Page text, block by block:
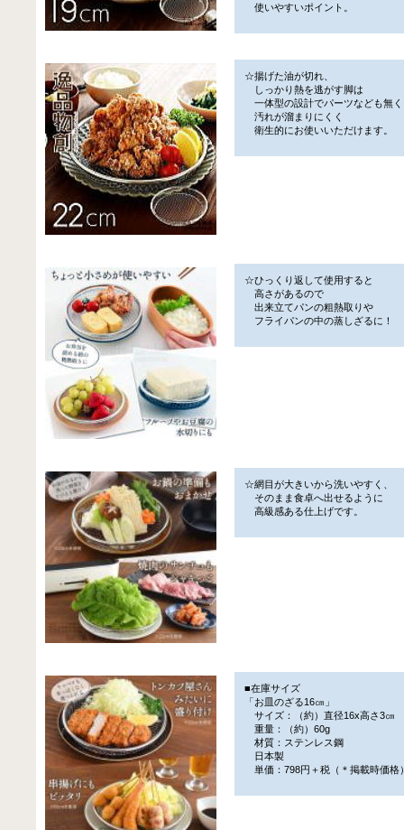
使いやすいポイント。
☆揚げた油が切れ、
しっかり熱を逃がす脚は
一体型の設計でパーツなども無
汚れが溜まりにくく
衛生的にお使いいただけます。
☆ひっくり返して使用すると
高さがあるので
出来立てパンの粗熱取りや
フライパンの中の蒸しざるに！
☆網目が大きいから洗いやすく、
そのまま食卓へ出せるように
高級感ある仕上げです。
■在庫サイズ
「お皿のざる16㎝」
サイズ：（約）直径16x高さ3㎝
重量：（約）60g
材質：ステンレス鋼
日本製
単価：798円＋税（＊掲載時価格